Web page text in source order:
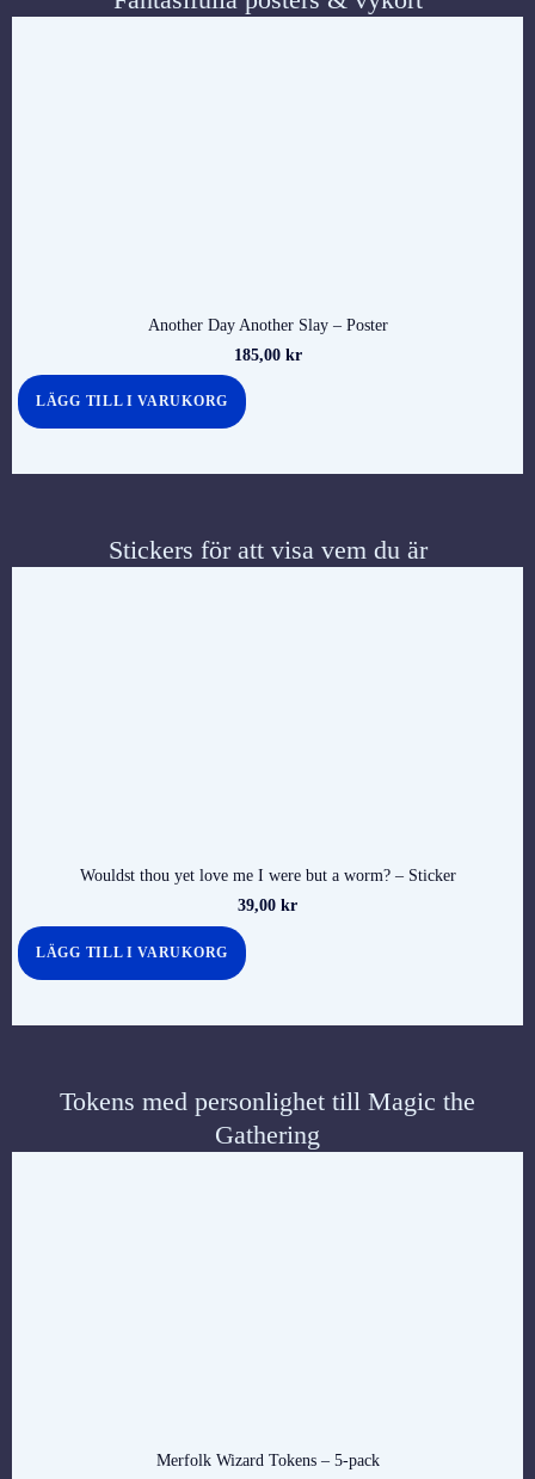
Another Day Another Slay – Poster
185,00 kr
LÄGG TILL I VARUKORG
Stickers för att visa vem du är
Wouldst thou yet love me I were but a worm? – Sticker
39,00 kr
LÄGG TILL I VARUKORG
Tokens med personlighet till Magic the
Gathering
Merfolk Wizard Tokens – 5-pack